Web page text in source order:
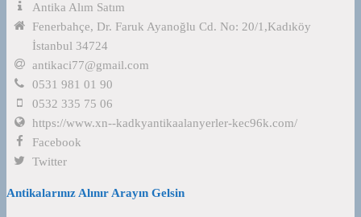
Antika Alım Satım
Fenerbahçe, Dr. Faruk Ayanoğlu Cd. No: 20/1,Kadıköy
İstanbul 34724
antikaci77@gmail.com
0531 981 01 90
0532 335 75 06
https://www.xn--kadkyantikaalanyerler-kec96k.com/
Facebook
Twitter
Antikalarınız Alınır Arayın Gelsin